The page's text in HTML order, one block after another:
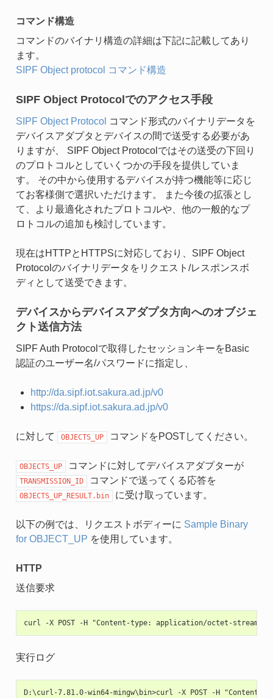
コマンド構造
コマンドのバイナリ構造の詳細は下記に記載してあり
ます。
SIPF Object protocol コマンド構造
SIPF Object Protocolでのアクセス手段
SIPF Object Protocol コマンド形式のバイナリデータを
デバイスアダプタとデバイスの間で送受する必要があ
りますが、 SIPF Object Protocolではその送受の下回り
のプロトコルとしていくつかの手段を提供していま
す。 その中から使用するデバイスが持つ機能等に応じ
てお客様側で選択いただけます。 また今後の拡張とし
て、より最適化されたプロトコルや、他の一般的なプ
ロトコルの追加も検討しています。
現在はHTTPとHTTPSに対応しており、SIPF Object
Protocolのバイナリデータをリクエスト/レスポンスボ
ディとして送受できます。
デバイスからデバイスアダプタ方向へのオブジェ
クト送信方法
SIPF Auth Protocolで取得したセッションキーをBasic
認証のユーザー名/パスワードに指定し、
http://da.sipf.iot.sakura.ad.jp/v0
https://da.sipf.iot.sakura.ad.jp/v0
に対して OBJECTS_UP コマンドをPOSTしてください。
OBJECTS_UP コマンドに対してデバイスアダプターが
TRANSMISSION_ID コマンドで送ってくる応答を
OBJECTS_UP_RESULT.bin に受け取っています。
以下の例では、リクエストボディーに Sample Binary
for OBJECT_UP を使用しています。
HTTP
送信要求
実行ログ
D:\curl-7.81.0-win64-mingw\bin>curl -X POST -H "Content-